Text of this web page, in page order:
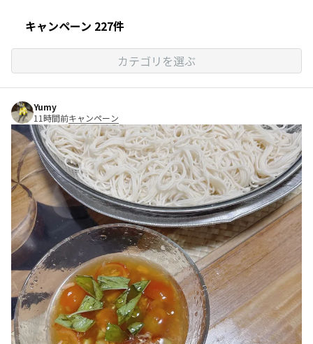
キャンペーン 227件
カテゴリを選ぶ
Yumy
11時間前キャンペーン